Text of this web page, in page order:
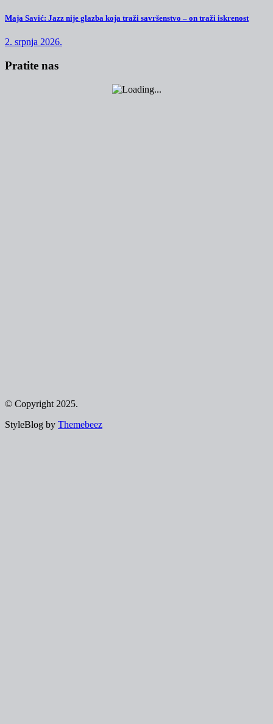
Maja Savić: Jazz nije glazba koja traži savršenstvo – on traži iskrenost
2. srpnja 2026.
Pratite nas
© Copyright 2025.
StyleBlog by Themebeez